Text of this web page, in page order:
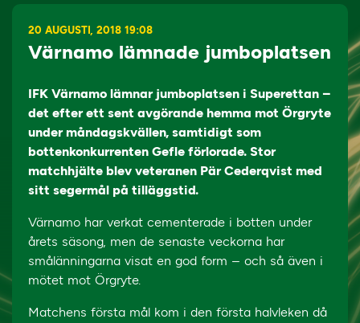
20 AUGUSTI, 2018 19:08
Värnamo lämnade jumboplatsen
IFK Värnamo lämnar jumboplatsen i Superettan –
det efter ett sent avgörande hemma mot Örgryte
under måndagskvällen, samtidigt som
bottenkonkurrenten Gefle förlorade. Stor
matchhjälte blev veteranen Pär Cederqvist med
sitt segermål på tilläggstid.
Värnamo har verkat cementerade i botten under
årets säsong, men de senaste veckorna har
smålänningarna visat en god form – och så även i
mötet mot Örgryte.
Matchens första mål kom i den första halvleken då